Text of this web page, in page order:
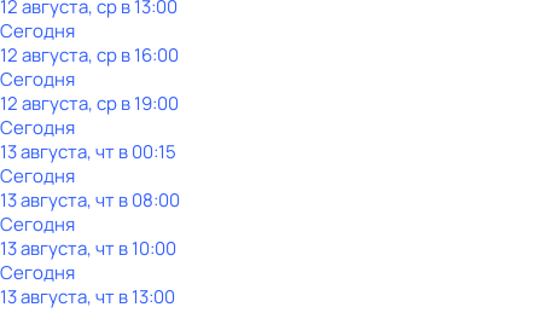
12 августа, ср в 13:00
Сегодня
12 августа, ср в 16:00
Сегодня
12 августа, ср в 19:00
Сегодня
13 августа, чт в 00:15
Сегодня
13 августа, чт в 08:00
Сегодня
13 августа, чт в 10:00
Сегодня
13 августа, чт в 13:00